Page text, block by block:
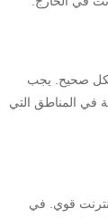
صحيح. يجب
المناطق التي
قوي. في